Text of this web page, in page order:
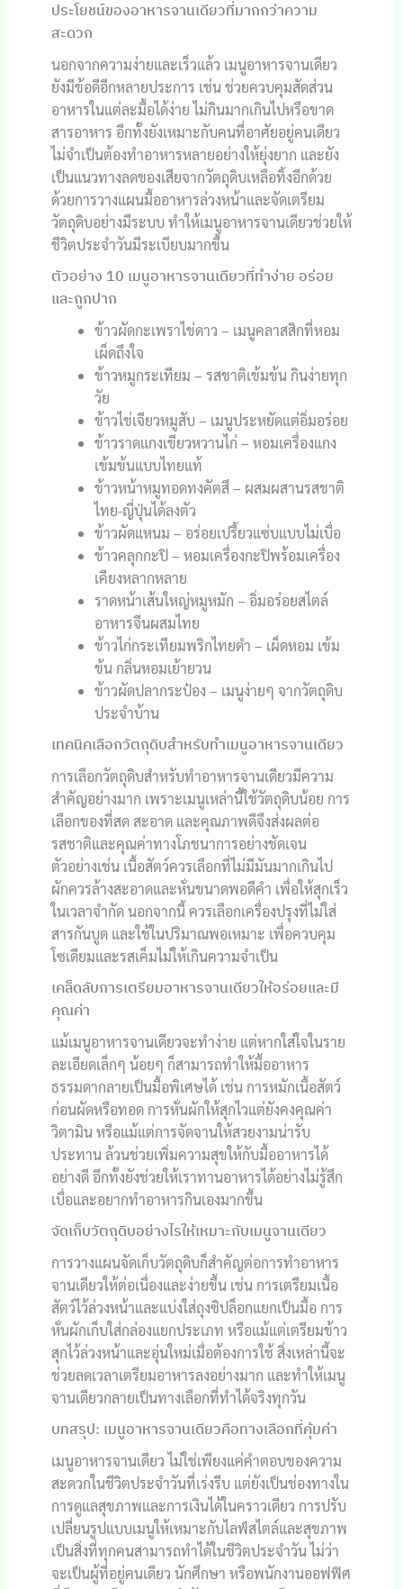
ประโยชน์ของอาหารจานเดียวที่มากกว่าความ
สะดวก
นอกจากความง่ายและเร็วแล้ว เมนูอาหารจานเดียว
ยังมีข้อดีอีกหลายประการ เช่น ช่วยควบคุมสัดส่วน
อาหารในแต่ละมื้อได้ง่าย ไม่กินมากเกินไปหรือขาด
สารอาหาร อีกทั้งยังเหมาะกับคนที่อาศัยอยู่คนเดียว
ไม่จำเป็นต้องทำอาหารหลายอย่างให้ยุ่งยาก และยัง
เป็นแนวทางลดของเสียจากวัตถุดิบเหลือทิ้งอีกด้วย
ด้วยการวางแผนมื้ออาหารล่วงหน้าและจัดเตรียม
วัตถุดิบอย่างมีระบบ ทำให้เมนูอาหารจานเดียวช่วยให้
ชีวิตประจำวันมีระเบียบมากขึ้น
ตัวอย่าง 10 เมนูอาหารจานเดียวที่ทำง่าย อร่อย
และถูกปาก
ข้าวผัดกะเพราไข่ดาว – เมนูคลาสสิกที่หอม
เผ็ดถึงใจ
ข้าวหมูกระเทียม – รสชาติเข้มข้น กินง่ายทุก
วัย
ข้าวไข่เจียวหมูสับ – เมนูประหยัดแต่อิ่มอร่อย
ข้าวราดแกงเขียวหวานไก่ – หอมเครื่องแกง
เข้มข้นแบบไทยแท้
ข้าวหน้าหมูทอดทงคัตสึ – ผสมผสานรสชาติ
ไทย-ญี่ปุ่นได้ลงตัว
ข้าวผัดแหนม – อร่อยเปรี้ยวแซ่บแบบไม่เบื่อ
ข้าวคลุกกะปิ – หอมเครื่องกะปิพร้อมเครื่อง
เคียงหลากหลาย
ราดหน้าเส้นใหญ่หมูหมัก – อิ่มอร่อยสไตล์
อาหารจีนผสมไทย
ข้าวไก่กระเทียมพริกไทยดำ – เผ็ดหอม เข้ม
ข้น กลิ่นหอมเย้ายวน
ข้าวผัดปลากระป๋อง – เมนูง่ายๆ จากวัตถุดิบ
ประจำบ้าน
เทคนิคเลือกวัตถุดิบสำหรับทำเมนูอาหารจานเดียว
การเลือกวัตถุดิบสำหรับทำอาหารจานเดียวมีความ
สำคัญอย่างมาก เพราะเมนูเหล่านี้ใช้วัตถุดิบน้อย การ
เลือกของที่สด สะอาด และคุณภาพดีจึงส่งผลต่อ
รสชาติและคุณค่าทางโภชนาการอย่างชัดเจน
ตัวอย่างเช่น เนื้อสัตว์ควรเลือกที่ไม่มีมันมากเกินไป
ผักควรล้างสะอาดและหั่นขนาดพอดีคำ เพื่อให้สุกเร็ว
ในเวลาจำกัด นอกจากนี้ ควรเลือกเครื่องปรุงที่ไม่ใส่
สารกันบูด และใช้ในปริมาณพอเหมาะ เพื่อควบคุม
โซเดียมและรสเค็มไม่ให้เกินความจำเป็น
เคล็ดลับการเตรียมอาหารจานเดียวให้อร่อยและมี
คุณค่า
แม้เมนูอาหารจานเดียวจะทำง่าย แต่หากใส่ใจในราย
ละเอียดเล็กๆ น้อยๆ ก็สามารถทำให้มื้ออาหาร
ธรรมดากลายเป็นมื้อพิเศษได้ เช่น การหมักเนื้อสัตว์
ก่อนผัดหรือทอด การหั่นผักให้สุกไวแต่ยังคงคุณค่า
วิตามิน หรือแม้แต่การจัดจานให้สวยงามน่ารับ
ประทาน ล้วนช่วยเพิ่มความสุขให้กับมื้ออาหารได้
อย่างดี อีกทั้งยังช่วยให้เราทานอาหารได้อย่างไม่รู้สึก
เบื่อและอยากทำอาหารกินเองมากขึ้น
จัดเก็บวัตถุดิบอย่างไรให้เหมาะกับเมนูจานเดียว
การวางแผนจัดเก็บวัตถุดิบก็สำคัญต่อการทำอาหาร
จานเดียวให้ต่อเนื่องและง่ายขึ้น เช่น การเตรียมเนื้อ
สัตว์ไว้ล่วงหน้าและแบ่งใส่ถุงซิปล็อกแยกเป็นมื้อ การ
หั่นผักเก็บใส่กล่องแยกประเภท หรือแม้แต่เตรียมข้าว
สุกไว้ล่วงหน้าและอุ่นใหม่เมื่อต้องการใช้ สิ่งเหล่านี้จะ
ช่วยลดเวลาเตรียมอาหารลงอย่างมาก และทำให้เมนู
จานเดียวกลายเป็นทางเลือกที่ทำได้จริงทุกวัน
บทสรุป: เมนูอาหารจานเดียวคือทางเลือกที่คุ้มค่า
เมนูอาหารจานเดียว ไม่ใช่เพียงแค่คำตอบของความ
สะดวกในชีวิตประจำวันที่เร่งรีบ แต่ยังเป็นช่องทางใน
การดูแลสุขภาพและการเงินได้ในคราวเดียว การปรับ
เปลี่ยนรูปแบบเมนูให้เหมาะกับไลฟ์สไตล์และสุขภาพ
เป็นสิ่งที่ทุกคนสามารถทำได้ในชีวิตประจำวัน ไม่ว่า
จะเป็นผู้ที่อยู่คนเดียว นักศึกษา หรือพนักงานออฟฟิศ